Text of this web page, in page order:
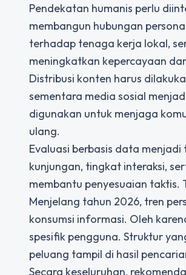
Pendekatan humanis perlu
membangun hubungan
terhadap tenaga kerja lokal,
meningkatkan kepercayaan
Distribusi konten harus
sementara media sosial
digunakan untuk menjaga
ulang.
Evaluasi berbasis data
kunjungan, tingkat interaksi,
membantu penyesuaian taktis.
Menjelang tahun 2026, tren
konsumsi informasi. Oleh
spesifik pengguna. Struktur
peluang tampil di hasil
Secara keseluruhan,